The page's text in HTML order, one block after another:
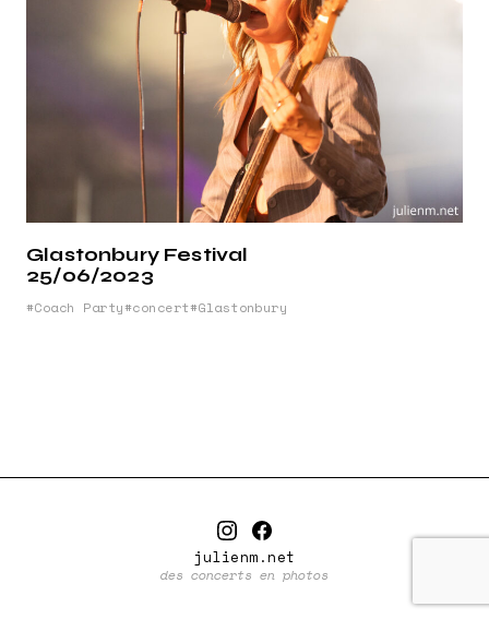
Glastonbury Festival
25/06/2023
Coach Party concert Glastonbury
julienm.net
des concerts en photos